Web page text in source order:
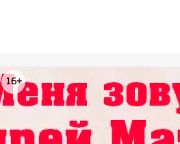
16+
16+
12+
0+
18+